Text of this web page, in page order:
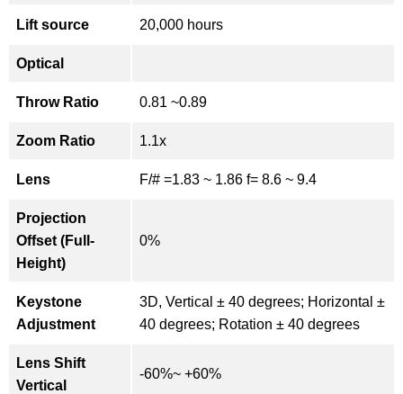
Lift source 20,000 hours
Optical
Throw Ratio 0.81 ~0.89
Zoom Ratio 1.1x
Lens F/# =1.83 ~ 1.86 f= 8.6 ~ 9.4
Projection
Offset (Full-
Height)
0%
Keystone
Adjustment
3D, Vertical ± 40 degrees; Horizontal ±
40 degrees; Rotation ± 40 degrees
Lens Shift
Vertical
-60%~ +60%